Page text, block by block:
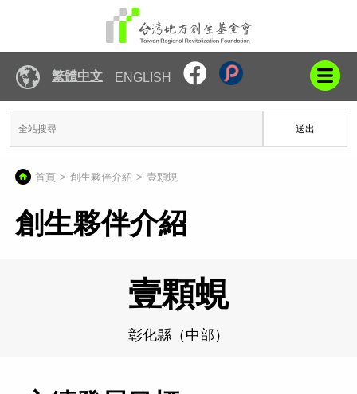
繁體中文 ENGLISH
送出
首頁 創生夥伴介紹 壹顆蜆
創生夥伴介紹
壹顆蜆
彰化縣（中部）